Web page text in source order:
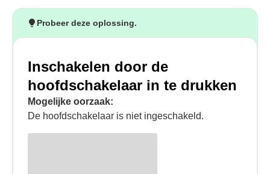
Probeer deze oplossing.
Inschakelen door de
hoofdschakelaar in te drukken
Mogelijke oorzaak:
De hoofdschakelaar is niet ingeschakeld.